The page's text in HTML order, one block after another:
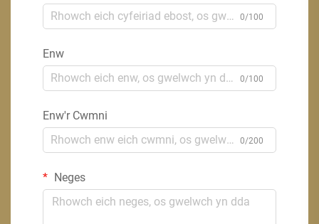
0/100
Enw
0/100
Enw'r Cwmni
0/200
Neges